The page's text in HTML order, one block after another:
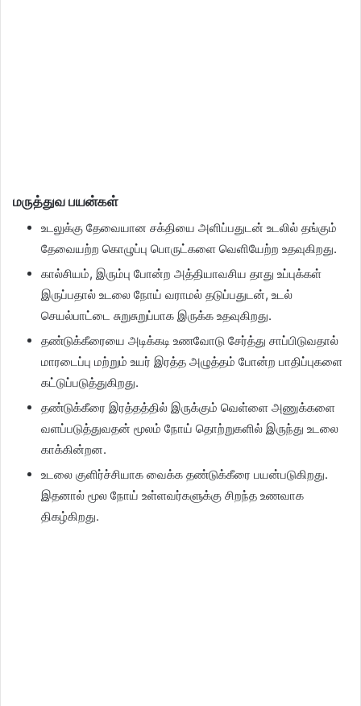
மருத்துவ பயன்கள்
உடலுக்கு தேவையான சக்தியை அளிப்பதுடன் உடலில் தங்கும்
தேவையற்ற கொழுப்பு பொருட்களை வெளியேற்ற உதவுகிறது.
கால்சியம், இரும்பு போன்ற அத்தியாவசிய தாது உப்புக்கள்
இருப்பதால் உடலை நோய் வராமல் தடுப்பதுடன், உடல்
செயல்பாட்டை சுறுசுறுப்பாக இருக்க உதவுகிறது.
தண்டுக்கீரையை அடிக்கடி உணவோடு சேர்த்து சாப்பிடுவதால்
மாரடைப்பு மற்றும் உயர் இரத்த அழுத்தம் போன்ற பாதிப்புகளை
கட்டுப்படுத்துகிறது.
தண்டுக்கீரை இரத்தத்தில் இருக்கும் வெள்ளை அணுக்களை
வளப்படுத்துவதன் மூலம் நோய் தொற்றுகளில் இருந்து உடலை
காக்கின்றன.
உடலை குளிர்ச்சியாக வைக்க தண்டுக்கீரை பயன்படுகிறது.
இதனால் மூல நோய் உள்ளவர்களுக்கு சிறந்த உணவாக
திகழ்கிறது.